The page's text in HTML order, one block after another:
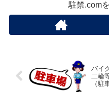
駐禁.com
バイ
二輪
（駐